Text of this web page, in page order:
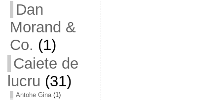
Dan
Morand &
Co. (1)
Caiete de
lucru (31)
Antohe Gina(1)